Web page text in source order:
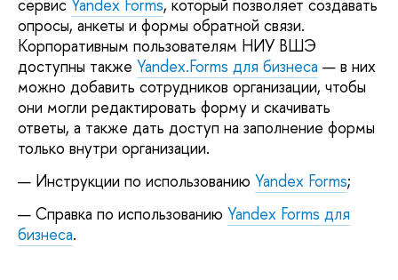
сервис Yandex Forms, который позволяет создавать
опросы, анкеты и формы обратной связи.
Корпоративным пользователям НИУ ВШЭ
доступны также Yandex.Forms для бизнеса — в них
можно добавить сотрудников организации, чтобы
они могли редактировать форму и скачивать
ответы, а также дать доступ на заполнение формы
только внутри организации.
Инструкции по использованию Yandex Forms;
Справка по использованию Yandex Forms для
бизнеса.